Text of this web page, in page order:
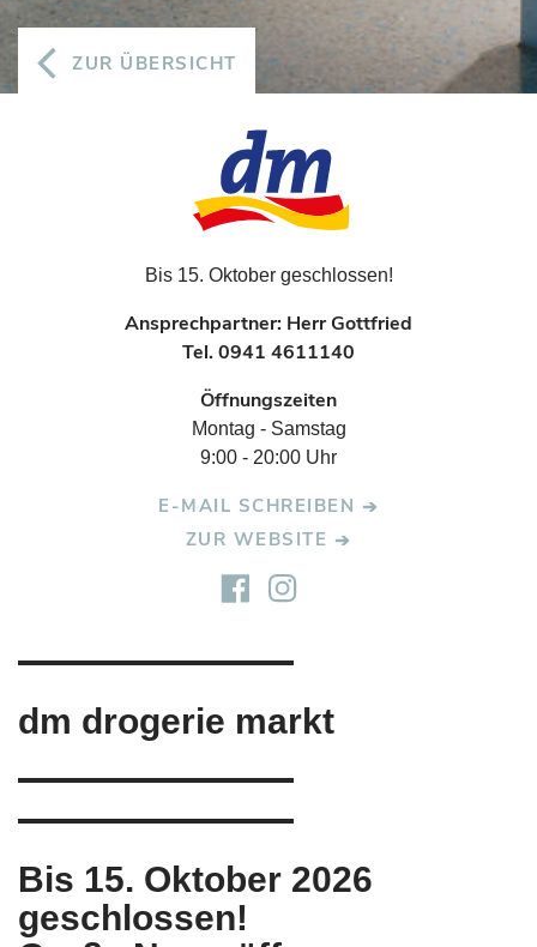
ZUR ÜBERSICHT
Bis 15. Oktober geschlossen!
Ansprechpartner: Herr Gottfried
Tel. 0941 4611140
Öffnungszeiten
Montag - Samstag
9:00 - 20:00 Uhr
E-MAIL SCHREIBEN
ZUR WEBSITE
dm drogerie markt
Bis 15. Oktober 2026
geschlossen!